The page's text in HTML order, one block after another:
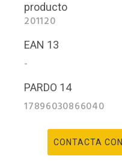
producto
201120
EAN 13
-
PARDO 14
17896030866040
CONTACTA